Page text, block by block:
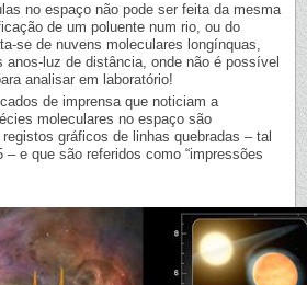
no espaço não pode ser feita da mesma
de um poluente num rio, ou do
se de nuvens moleculares longínquas,
luz de distância, onde não é possível
analisar em laboratório!
de imprensa que noticiam a
moleculares no espaço são
gráficos de linhas quebradas – tal
e que são referidos como “impressões